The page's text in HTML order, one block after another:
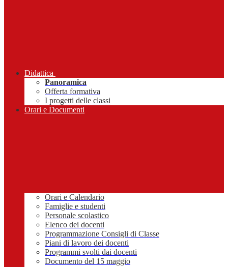
Didattica
Panoramica
Offerta formativa
I progetti delle classi
Orari e Documenti
Orari e Calendario
Famiglie e studenti
Personale scolastico
Elenco dei docenti
Programmazione Consigli di Classe
Piani di lavoro dei docenti
Programmi svolti dai docenti
Documento del 15 maggio